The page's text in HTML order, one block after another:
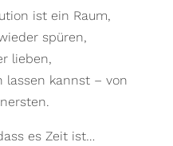
ist ein Raum,
spüren,
lieben,
kannst – von
es Zeit ist…